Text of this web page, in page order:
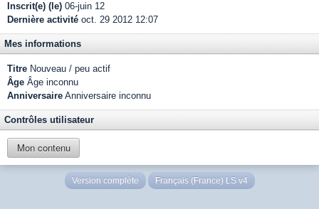
Inscrit(e) (le) 06-juin 12
Dernière activité oct. 29 2012 12:07
Mes informations
Titre Nouveau / peu actif
Âge Âge inconnu
Anniversaire Anniversaire inconnu
Contrôles utilisateur
Mon contenu
Version complète Français (France) LS v4